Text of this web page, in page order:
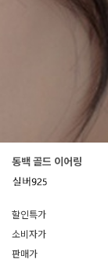
동백 골드 이어링
할인특가
소비자가
판매가